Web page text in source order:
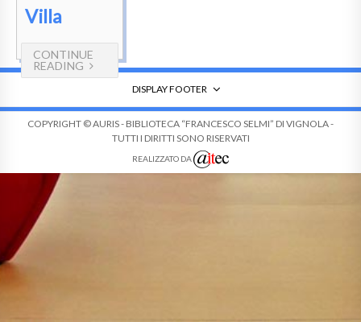
Villa
CONTINUE
READING
DISPLAY FOOTER
COPYRIGHT © AURIS - BIBLIOTECA “FRANCESCO SELMI” DI VIGNOLA -
TUTTI I DIRITTI SONO RISERVATI
REALIZZATO DA